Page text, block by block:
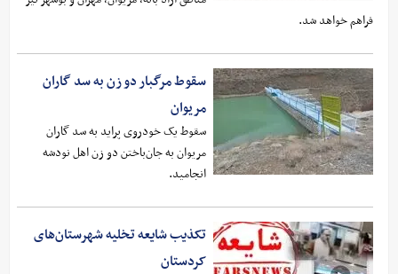
فراهم خواهد شد.
سقوط مرگبار دو زن به سد گاران
مریوان
سقوط یک خودروی پراید به سد گاران
مریوان به جان‌باختن دو زن اهل نودشه
انجامید.
تکذیب شایعه تخلیه شهرستان‌های
کردستان